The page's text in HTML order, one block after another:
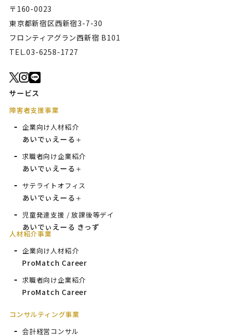
〒160-0023
東京都新宿区西新宿3-7-30
フロンティアグラン西新宿 B101
TEL.03-6258-1727
サービス
障害者支援事業
企業向け人材紹介
あいでぃえーる ＋
求職者向け企業紹介
あいでぃえーる ＋
サテライトオフィス
あいでぃえーる ＋
児童発達支援 / 放課後等デイ
あいでぃえーる きっず
人材紹介事業
企業向け人材紹介
ProMatch Career
求職者向け企業紹介
ProMatch Career
コンサルティング事業
会計経営コンサル